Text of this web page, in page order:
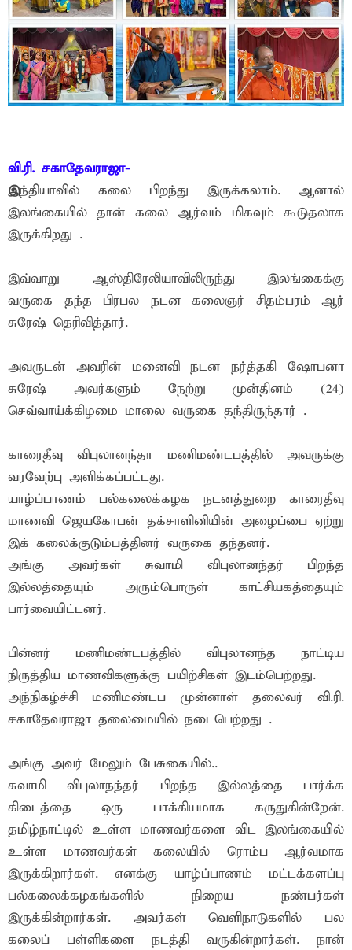
வி.ரி. சகாதேவராஜா-
இந்தியாவில் கலை பிறந்து இருக்கலாம். ஆனால்
இலங்கையில் தான் கலை ஆர்வம் மிகவும் கூடுதலாக
இருக்கிறது .
இவ்வாறு ஆஸ்திரேலியாவிலிருந்து இலங்கைக்கு
வருகை தந்த பிரபல நடன கலைஞர் சிதம்பரம் ஆர்
சுரேஷ் தெரிவித்தார்.
அவருடன் அவரின் மனைவி நடன நர்த்தகி ஷோபனா
சுரேஷ் அவர்களும் நேற்று முன்தினம் (24)
செவ்வாய்க்கிழமை மாலை வருகை தந்திருந்தார் .
காரைதீவு விபுலானந்தா மணிமண்டபத்தில் அவருக்கு
வரவேற்பு அளிக்கப்பட்டது.
யாழ்ப்பாணம் பல்கலைக்கழக நடனத்துறை காரைதீவு
மாணவி ஜெயகோபன் தக்சாளினியின் அழைப்பை ஏற்று
இக் கலைக்குடும்பத்தினர் வருகை தந்தனர்.
அங்கு அவர்கள் சுவாமி விபுலானந்தர் பிறந்த
இல்லத்தையும் அரும்பொருள் காட்சியகத்தையும்
பார்வையிட்டனர்.
பின்னர் மணிமண்டபத்தில் விபுலானந்த நாட்டிய
நிருத்திய மாணவிகளுக்கு பயிற்சிகள் இடம்பெற்றது.
அந்நிகழ்ச்சி மணிமண்டப முன்னாள் தலைவர் வி.ரி.
சகாதேவராஜா தலைமையில் நடைபெற்றது .
அங்கு அவர் மேலும் பேசுகையில்..
சுவாமி விபுலாநந்தர் பிறந்த இல்லத்தை பார்க்க
கிடைத்தை ஒரு பாக்கியமாக கருதுகின்றேன்.
தமிழ்நாட்டில் உள்ள மாணவர்களை விட இலங்கையில்
உள்ள மாணவர்கள் கலையில் ரொம்ப ஆர்வமாக
இருக்கிறார்கள். எனக்கு யாழ்ப்பாணம் மட்டக்களப்பு
பல்கலைக்கழகங்களில் நிறைய நண்பர்கள்
இருக்கின்றார்கள். அவர்கள் வெளிநாடுகளில் பல
கலைப் பள்ளிகளை நடத்தி வருகின்றார்கள். நான்